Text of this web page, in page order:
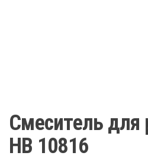
Смеситель для
HB 10816